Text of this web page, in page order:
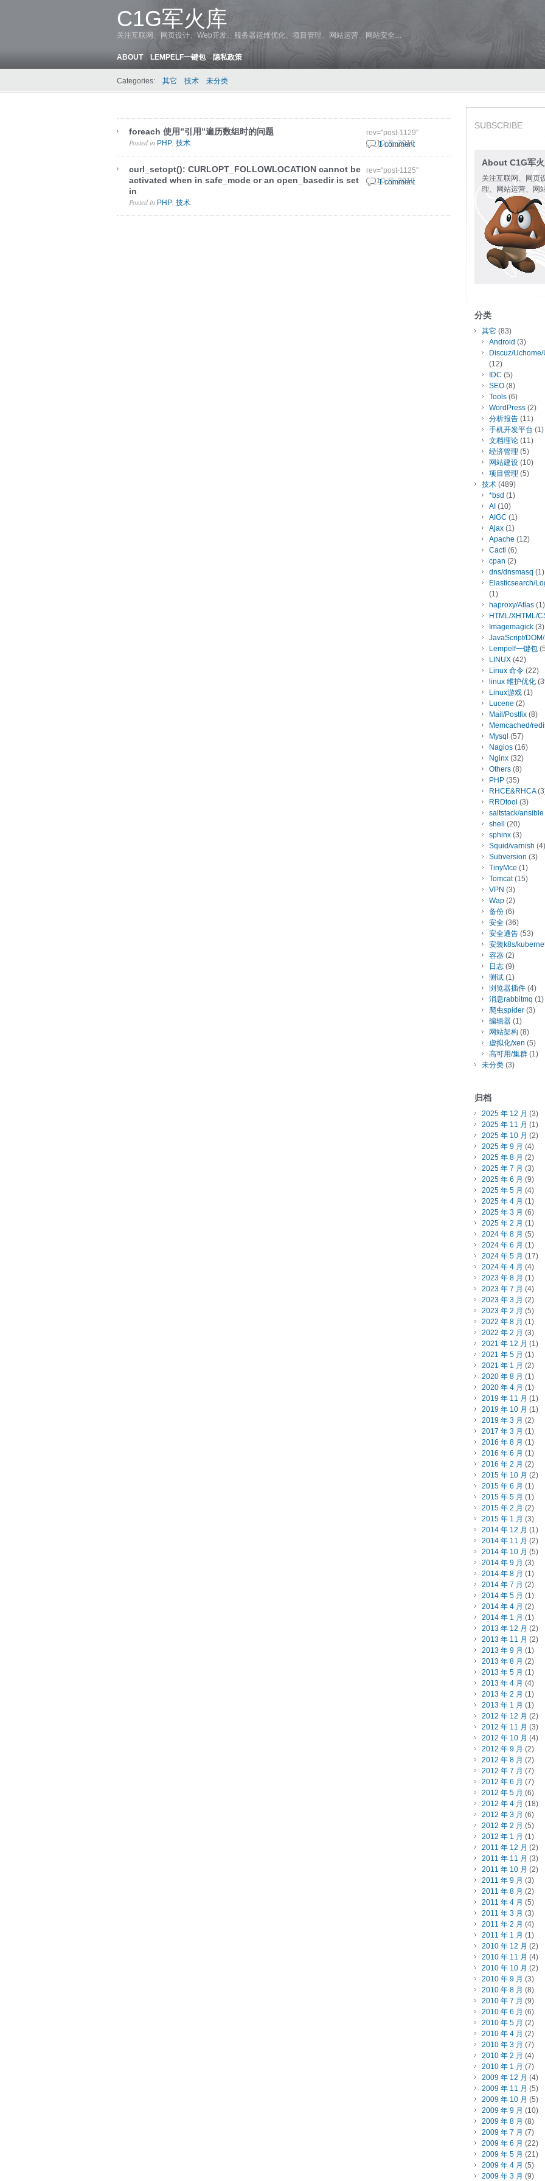
C1G军火库
关注互联网、网页设计、Web开发、服务器运维优化、项目管理、网站运营、网站安全…
ABOUT LEMPELF一键包 隐私政策
Categories: 其它 技术 未分类
foreach 使用”引用”遍历数组时的问题
20 10 月, 2010
Posted in PHP 技术
rev="post-1129"
1 comment
curl_setopt(): CURLOPT_FOLLOWLOCATION cannot be
activated when in safe_mode or an open_basedir is set
in
11 10 月, 2010
Posted in PHP 技术
rev="post-1125"
1 comment
SUBSCRIBE
About C1G军
关注互联网、网页
理、网站运营、网
分类
其它 (83)
Android (3)
Discuz/
(12)
IDC (5)
SEO (8)
Tools (6)
WordPress (2)
分析报告 (11)
手机开发平台 (1)
文档理论 (11)
经济管理 (5)
网站建设 (10)
项目管理 (5)
技术 (489)
*bsd (1)
AI (10)
AIGC (1)
Ajax (1)
Apache (12)
Cacti (6)
cpan (2)
dns/dnsmasq (1)
Elasticsearch/
(1)
haproxy/Atlas (1)
HTML/XHTML/
Imagemagick (3)
JavaScript/
Lempelf一键包
LINUX (42)
Linux 命令 (22)
linux 维护优化
Linux游戏 (1)
Lucene (2)
Mail/Postfix (8)
Memcached/
Mysql (57)
Nagios (16)
Nginx (32)
Others (8)
PHP (35)
RHCE&RHCA
RRDtool (3)
saltstack/ansible
shell
(20)
sphinx (3)
Squid/varnish (4)
Subversion (3)
TinyMce (1)
Tomcat(15)
VPN (3)
Wap (2)
备份 (6)
安全 (36)
安全通告 (53)
安装k8s/
容器 (2)
日志 (9)
测试 (1)
浏览器插件 (4)
消息rabbitmq (1)
爬虫spider (3)
编辑器 (1)
网站架构 (8)
虚拟化/xen (5)
高可用/集群 (1)
未分类 (3)
归档
2025 年 12 月 (3)
2025 年 11 月 (1)
2025 年 10 月 (2)
2025 年 9 月 (4)
2025 年 8 月 (2)
2025 年 7 月 (3)
2025 年 6 月 (9)
2025 年 5 月 (4)
2025 年 4 月 (1)
2025 年 3 月 (6)
2025 年 2 月 (1)
2024 年 8 月 (5)
2024 年 6 月 (1)
2024 年 5 月 (17)
2024 年 4 月 (4)
2023 年 8 月 (1)
2023 年 7 月 (4)
2023 年 3 月 (2)
2023 年 2 月 (5)
2022 年 8 月 (1)
2022 年 2 月 (3)
2021 年 12 月 (1)
2021 年 5 月 (1)
2021 年 1 月 (2)
2020 年 8 月 (1)
2020 年 4 月 (1)
2019 年 11 月 (1)
2019 年 10 月 (1)
2019 年 3 月 (2)
2017 年 3 月 (1)
2016 年 8 月 (1)
2016 年 6 月 (1)
2016 年 2 月 (2)
2015 年 10 月 (2)
2015 年 6 月 (1)
2015 年 5 月 (1)
2015 年 2 月 (2)
2015 年 1 月 (3)
2014 年 12 月 (1)
2014 年 11 月 (2)
2014 年 10 月 (5)
2014 年 9 月 (3)
2014 年 8 月 (1)
2014 年 7 月 (2)
2014 年 5 月 (1)
2014 年 4 月 (2)
2014 年 1 月 (1)
2013 年 12 月 (2)
2013 年 11 月 (2)
2013 年 9 月 (1)
2013 年 8 月 (2)
2013 年 5 月 (1)
2013 年 4 月 (4)
2013 年 2 月 (1)
2013 年 1 月 (1)
2012 年 12 月 (2)
2012 年 11 月 (3)
2012 年 10 月 (4)
2012 年 9 月 (2)
2012 年 8 月 (2)
2012 年 7 月 (7)
2012 年 6 月 (7)
2012 年 5 月 (6)
2012 年 4 月 (18)
2012 年 3 月 (6)
2012 年 2 月 (5)
2012 年 1 月 (1)
2011 年 12 月 (2)
2011 年 11 月 (3)
2011 年 10 月 (2)
2011 年 9 月 (3)
2011 年 8 月 (2)
2011 年 4 月 (5)
2011 年 3 月 (3)
2011 年 2 月 (4)
2011 年 1 月 (1)
2010 年 12 月 (2)
2010 年 11 月 (4)
2010 年 10 月 (2)
2010 年 9 月 (3)
2010 年 8 月 (8)
2010 年 7 月 (9)
2010 年 6 月 (6)
2010 年 5 月 (2)
2010 年 4 月 (2)
2010 年 3 月 (7)
2010 年 2 月 (4)
2010 年 1 月 (7)
2009 年 12 月 (4)
2009 年 11 月 (5)
2009 年 10 月 (5)
2009 年 9 月 (10)
2009 年 8 月 (8)
2009 年 7 月 (7)
2009 年 6 月 (22)
2009 年 5 月 (21)
2009 年 4 月 (5)
2009 年 3 月 (9)